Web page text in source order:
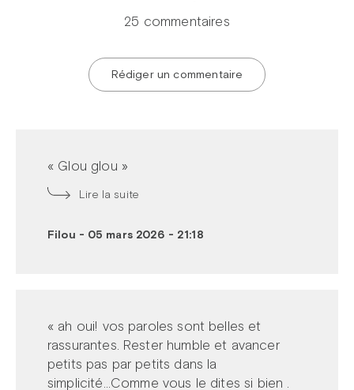
25 commentaires
Rédiger un commentaire
« Glou glou »
Lire la suite
Filou - 05 mars 2026 - 21:18
« ah oui! vos paroles sont belles et
rassurantes. Rester humble et avancer
petits pas par petits dans la
simplicité...Comme vous le dites si bien .